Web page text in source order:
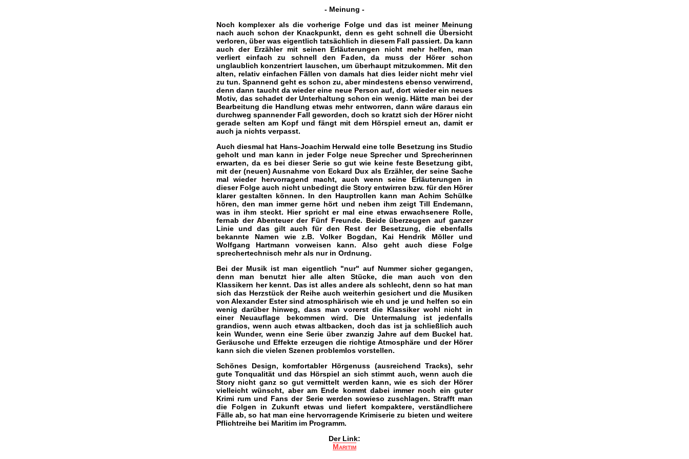
- Meinung -
Noch komplexer als die vorherige Folge und das ist meiner Meinung
nach auch schon der Knackpunkt, denn es geht schnell die Übersicht
verloren, über was eigentlich tatsächlich in diesem Fall passiert. Da kann
auch der Erzähler mit seinen Erläuterungen nicht mehr helfen, man
verliert einfach zu schnell den Faden, da muss der Hörer schon
unglaublich konzentriert lauschen, um überhaupt mitzukommen. Mit den
alten, relativ einfachen Fällen von damals hat dies leider nicht mehr viel
zu tun. Spannend geht es schon zu, aber mindestens ebenso verwirrend,
denn dann taucht da wieder eine neue Person auf, dort wieder ein neues
Motiv, das schadet der Unterhaltung schon ein wenig. Hätte man bei der
Bearbeitung die Handlung etwas mehr entworren, dann wäre daraus ein
durchweg spannender Fall geworden, doch so kratzt sich der Hörer nicht
gerade selten am Kopf und fängt mit dem Hörspiel erneut an, damit er
auch ja nichts verpasst.
Auch diesmal hat Hans-Joachim Herwald eine tolle Besetzung ins Studio
geholt und man kann in jeder Folge neue Sprecher und Sprecherinnen
erwarten, da es bei dieser Serie so gut wie keine feste Besetzung gibt,
mit der (neuen) Ausnahme von Eckard Dux als Erzähler, der seine Sache
mal wieder hervorragend macht, auch wenn seine Erläuterungen in
dieser Folge auch nicht unbedingt die Story entwirren bzw. für den Hörer
klarer gestalten können. In den Hauptrollen kann man Achim Schülke
hören, den man immer gerne hört und neben ihm zeigt Till Endemann,
was in ihm steckt. Hier spricht er mal eine etwas erwachsenere Rolle,
fernab der Abenteuer der Fünf Freunde. Beide überzeugen auf ganzer
Linie und das gilt auch für den Rest der Besetzung, die ebenfalls
bekannte Namen wie z.B. Volker Bogdan, Kai Hendrik Möller und
Wolfgang Hartmann vorweisen kann. Also geht auch diese Folge
sprechertechnisch mehr als nur in Ordnung.
Bei der Musik ist man eigentlich "nur" auf Nummer sicher gegangen,
denn man benutzt hier alle alten Stücke, die man auch von den
Klassikern her kennt. Das ist alles andere als schlecht, denn so hat man
sich das Herzstück der Reihe auch weiterhin gesichert und die Musiken
von Alexander Ester sind atmosphärisch wie eh und je und helfen so ein
wenig darüber hinweg, dass man vorerst die Klassiker wohl nicht in
einer Neuauflage bekommen wird. Die Untermalung ist jedenfalls
grandios, wenn auch etwas altbacken, doch das ist ja schließlich auch
kein Wunder, wenn eine Serie über zwanzig Jahre auf dem Buckel hat.
Geräusche und Effekte erzeugen die richtige Atmosphäre und der Hörer
kann sich die vielen Szenen problemlos vorstellen.
Schönes Design, komfortabler Hörgenuss (ausreichend Tracks), sehr
gute Tonqualität und das Hörspiel an sich stimmt auch, wenn auch die
Story nicht ganz so gut vermittelt werden kann, wie es sich der Hörer
vielleicht wünscht, aber am Ende kommt dabei immer noch ein guter
Krimi rum und Fans der Serie werden sowieso zuschlagen. Strafft man
die Folgen in Zukunft etwas und liefert kompaktere, verständlichere
Fälle ab, so hat man eine hervorragende Krimiserie zu bieten und weitere
Pflichtreihe bei Maritim im Programm.
Der Link:
Maritim